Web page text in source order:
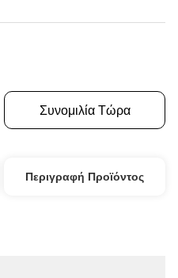
Συνομιλία Τώρα
Περιγραφή Προϊόντος